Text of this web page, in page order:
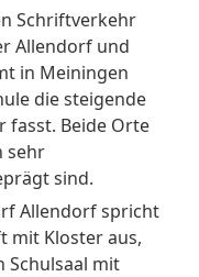
Schriftverkehr
Allendorf und
in Meiningen
die steigende
fasst. Beide Orte
sehr
sind.
Allendorf spricht
mit Kloster aus,
Schulsaal mit